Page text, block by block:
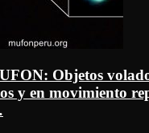
Objetos
y en movimiento